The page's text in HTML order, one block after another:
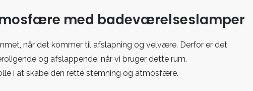
med badeværelseslamper
når det kommer til afslapning og velvære. Derfor er det
og afslappende, når vi bruger dette rum.
i at skabe den rette stemning og atmosfære.